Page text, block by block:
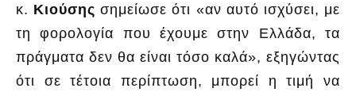
κ. Κιούσης σημείωσε ότι «αν αυτό ισχύσει, με
τη φορολογία που έχουμε στην Ελλάδα, τα
πράγματα δεν θα είναι τόσο καλά», εξηγώντας
ότι σε τέτοια περίπτωση, μπορεί η τιμή να